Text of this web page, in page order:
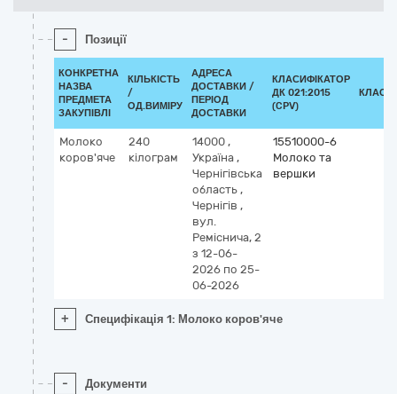
- Позиції
КОНКРЕТНА
НАЗВА
ПРЕДМЕТА
ЗАКУПІВЛІ
КІЛЬКІСТЬ
/
ОД.ВИМІРУ
АДРЕСА
ДОСТАВКИ /
ПЕРІОД
ДОСТАВКИ
КЛАСИФІКАТОР
ДК 021:2015
(CPV)
Молоко
коров'яче
240
кілограм
14000 ,
Україна ,
Чернігівська
область ,
Чернігів ,
вул.
Реміснича, 2
з 12-06-
2026 по 25-
06-2026
15510000-6
Молоко та
вершки
+ Специфікація 1: Молоко коров'яче
- Документи